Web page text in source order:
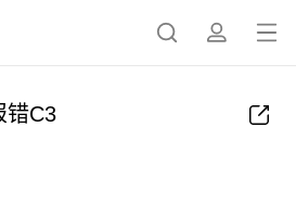
搜
简
打
单
错C3